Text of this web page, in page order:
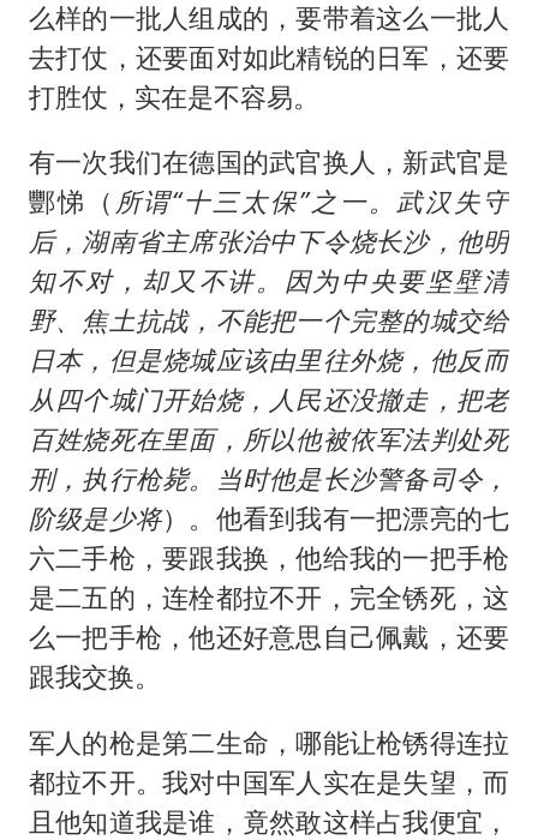
么样的一批人组成的，要带着这么一批人
去打仗，还要面对如此精锐的日军，还要
打胜仗，实在是不容易。
有一次我们在德国的武官换人，新武官是
酆悌（ 所谓“十三太保”之一。武汉失守
后，湖南省主席张治中下令烧长沙，他明
知不对，却又不讲。因为中央要坚壁清
野、焦土抗战，不能把一个完整的城交给
日本，但是烧城应该由里往外烧，他反而
从四个城门开始烧，人民还没撤走，把老
百姓烧死在里面，所以他被依军法判处死
刑，执行枪毙。当时他是长沙警备司令，
阶级是少将）。他看到我有一把漂亮的七
六二手枪，要跟我换，他给我的一把手枪
是二五的，连栓都拉不开，完全锈死，这
么一把手枪，他还好意思自己佩戴，还要
跟我交换。
军人的枪是第二生命，哪能让枪锈得连拉
都拉不开。我对中国军人实在是失望，而
且他知道我是谁，竟然敢这样占我便宜，